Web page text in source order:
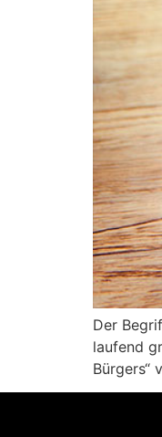
Der
laufend
Bürgers“